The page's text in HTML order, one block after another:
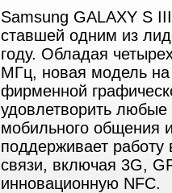
Samsung GALAXY S
ставшей одним из
году. Обладая
МГц, новая модель
фирменной
удовлетворить любые
мобильного общения
поддерживает работу
связи, включая 3G,
инновационную NFC.